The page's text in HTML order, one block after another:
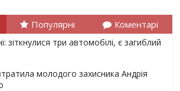
Популярні Коментарі
зіткнулися три автомобілі, є загиблий
молодого захисника Андрія